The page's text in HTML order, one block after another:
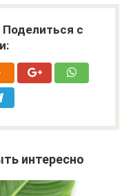
Поделиться с
интересно